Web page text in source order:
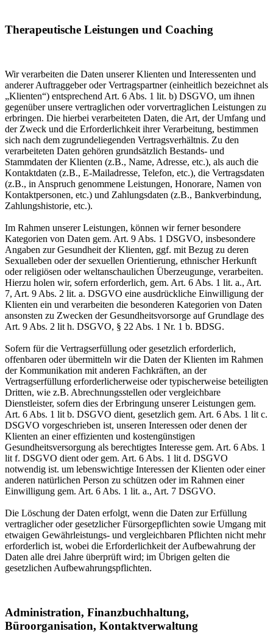
Therapeutische Leistungen und Coaching
Wir verarbeiten die Daten unserer Klienten und Interessenten und
anderer Auftraggeber oder Vertragspartner (einheitlich bezeichnet als
„Klienten“) entsprechend Art. 6 Abs. 1 lit. b) DSGVO, um ihnen
gegenüber unsere vertraglichen oder vorvertraglichen Leistungen zu
erbringen. Die hierbei verarbeiteten Daten, die Art, der Umfang und
der Zweck und die Erforderlichkeit ihrer Verarbeitung, bestimmen
sich nach dem zugrundeliegenden Vertragsverhältnis. Zu den
verarbeiteten Daten gehören grundsätzlich Bestands- und
Stammdaten der Klienten (z.B., Name, Adresse, etc.), als auch die
Kontaktdaten (z.B., E-Mailadresse, Telefon, etc.), die Vertragsdaten
(z.B., in Anspruch genommene Leistungen, Honorare, Namen von
Kontaktpersonen, etc.) und Zahlungsdaten (z.B., Bankverbindung,
Zahlungshistorie, etc.).
Im Rahmen unserer Leistungen, können wir ferner besondere
Kategorien von Daten gem. Art. 9 Abs. 1 DSGVO, insbesondere
Angaben zur Gesundheit der Klienten, ggf. mit Bezug zu deren
Sexualleben oder der sexuellen Orientierung, ethnischer Herkunft
oder religiösen oder weltanschaulichen Überzeugunge, verarbeiten.
Hierzu holen wir, sofern erforderlich, gem. Art. 6 Abs. 1 lit. a., Art.
7, Art. 9 Abs. 2 lit. a. DSGVO eine ausdrückliche Einwilligung der
Klienten ein und verarbeiten die besonderen Kategorien von Daten
ansonsten zu Zwecken der Gesundheitsvorsorge auf Grundlage des
Art. 9 Abs. 2 lit h. DSGVO, § 22 Abs. 1 Nr. 1 b. BDSG.
Sofern für die Vertragserfüllung oder gesetzlich erforderlich,
offenbaren oder übermitteln wir die Daten der Klienten im Rahmen
der Kommunikation mit anderen Fachkräften, an der
Vertragserfüllung erforderlicherweise oder typischerweise beteiligten
Dritten, wie z.B. Abrechnungsstellen oder vergleichbare
Dienstleister, sofern dies der Erbringung unserer Leistungen gem.
Art. 6 Abs. 1 lit b. DSGVO dient, gesetzlich gem. Art. 6 Abs. 1 lit c.
DSGVO vorgeschrieben ist, unseren Interessen oder denen der
Klienten an einer effizienten und kostengünstigen
Gesundheitsversorgung als berechtigtes Interesse gem. Art. 6 Abs. 1
lit f. DSGVO dient oder gem. Art. 6 Abs. 1 lit d. DSGVO
notwendig ist. um lebenswichtige Interessen der Klienten oder einer
anderen natürlichen Person zu schützen oder im Rahmen einer
Einwilligung gem. Art. 6 Abs. 1 lit. a., Art. 7 DSGVO.
Die Löschung der Daten erfolgt, wenn die Daten zur Erfüllung
vertraglicher oder gesetzlicher Fürsorgepflichten sowie Umgang mit
etwaigen Gewährleistungs- und vergleichbaren Pflichten nicht mehr
erforderlich ist, wobei die Erforderlichkeit der Aufbewahrung der
Daten alle drei Jahre überprüft wird; im Übrigen gelten die
gesetzlichen Aufbewahrungspflichten.
Administration, Finanzbuchhaltung,
Büroorganisation, Kontaktverwaltung